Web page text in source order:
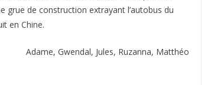
grue de construction extrayant l’autobus du
en Chine.
Adame, Gwendal, Jules, Ruzanna, Matthéo